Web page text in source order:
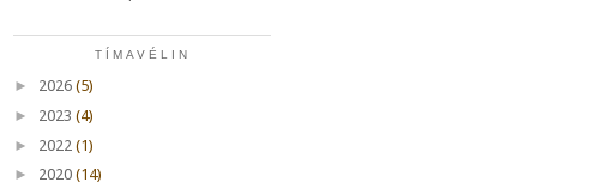
TÍMAVÉLIN
► 2026 (5)
► 2023 (4)
► 2022 (1)
► 2020 (14)